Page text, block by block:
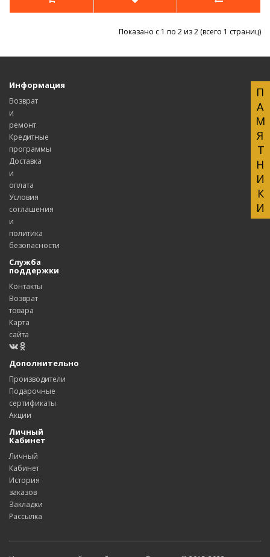
ПАМЯТНИКИ
Показано с 1 по 2 из 2 (всего 1 страниц)
Информация
Возврат
и
ремонт
Кредитные
программы
Доставка
и
оплата
Условия
соглашения
и
политика
безопасности
Служба
поддержки
Контакты
Возврат
товара
Карта
сайта
Дополнительно
Производители
Подарочные
сертификаты
Акции
Личный
Кабинет
Личный
Кабинет
История
заказов
Закладки
Рассылка